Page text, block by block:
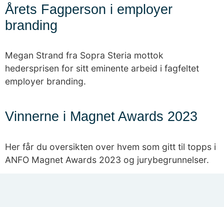
Årets Fagperson i employer
branding
Megan Strand fra Sopra Steria mottok
hedersprisen for sitt eminente arbeid i fagfeltet
employer branding.
Vinnerne i Magnet Awards 2023
Her får du oversikten over hvem som gitt til topps i
ANFO Magnet Awards 2023 og jurybegrunnelser.